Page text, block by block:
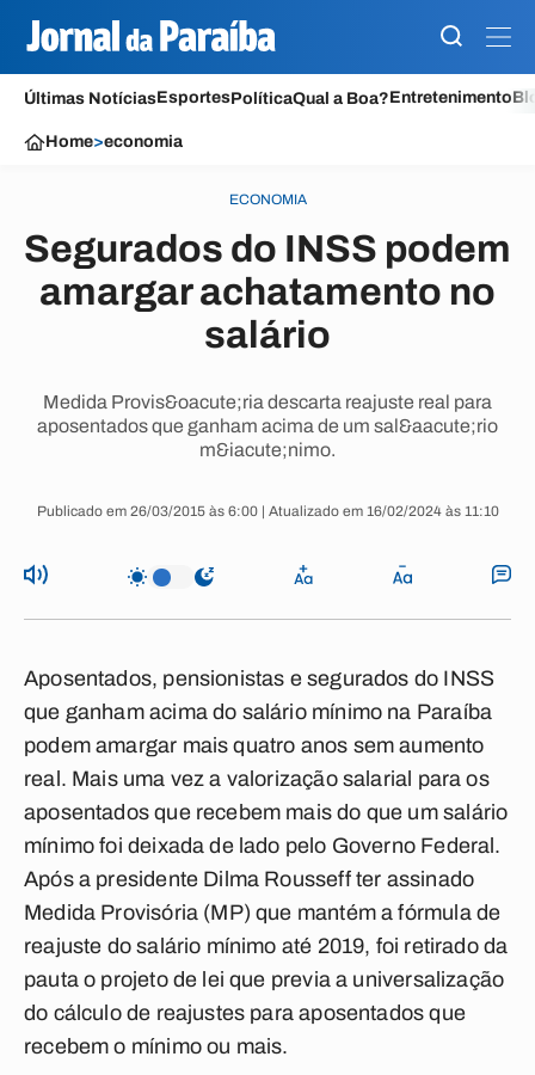
Últimas NotíciasEsportesPolíticaQual a Boa?Entretenimento
Home>economia
ECONOMIA
Segurados do INSS podem
amargar achatamento no
salário
Medida Provis&oacute;ria descarta reajuste real para
aposentados que ganham acima de um sal&aacute;rio
m&iacute;nimo.
Publicado em 26/03/2015 às 6:00 | Atualizado em 16/02/2024 às 11:10
Aposentados, pensionistas e segurados do INSS
que ganham acima do salário mínimo na Paraíba
podem amargar mais quatro anos sem aumento
real. Mais uma vez a valorização salarial para os
aposentados que recebem mais do que um salário
mínimo foi deixada de lado pelo Governo Federal.
Após a presidente Dilma Rousseff ter assinado
Medida Provisória (MP) que mantém a fórmula de
reajuste do salário mínimo até 2019, foi retirado da
pauta o projeto de lei que previa a universalização
do cálculo de reajustes para aposentados que
recebem o mínimo ou mais.